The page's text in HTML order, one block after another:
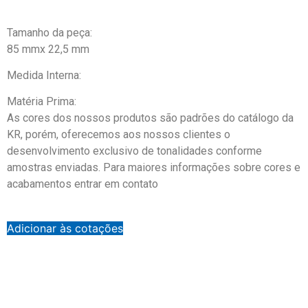
Tamanho da peça:
85 mmx 22,5 mm
Medida Interna:
Matéria Prima:
As cores dos nossos produtos são padrões do catálogo da
KR, porém, oferecemos aos nossos clientes o
desenvolvimento exclusivo de tonalidades conforme
amostras enviadas. Para maiores informações sobre cores e
acabamentos entrar em contato
Adicionar às cotações